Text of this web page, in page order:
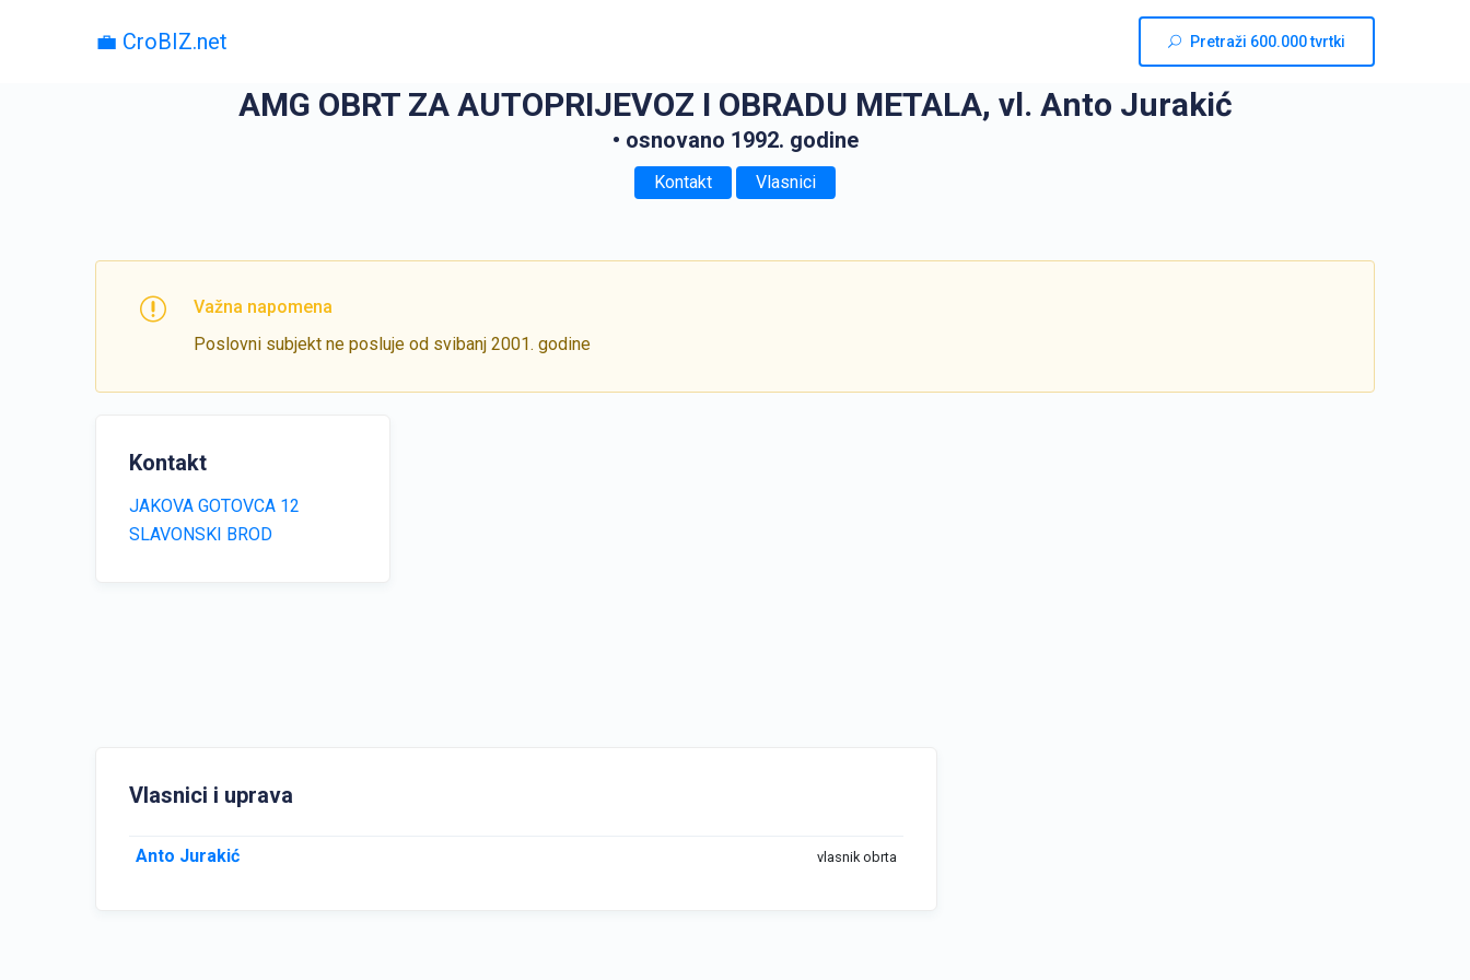
💼 CroBIZ.net Pretraži 600.000 tvrtki
AMG OBRT ZA AUTOPRIJEVOZ I OBRADU METALA, vl. Anto Jurakić
• osnovano 1992. godine
Kontakt Vlasnici
Važna napomena
Poslovni subjekt ne posluje od svibanj 2001. godine
Kontakt
JAKOVA GOTOVCA 12
SLAVONSKI BROD
Vlasnici i uprava
Anto Jurakić vlasnik obrta